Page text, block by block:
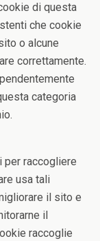
di questa
che cookie
o alcune
correttamente.
categoria
raccogliere
usa tali
il sito e
il
raccoglie